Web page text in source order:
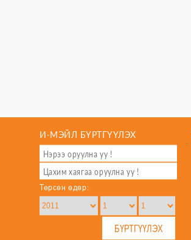
И-МЭЙЛ БҮРТГҮҮЛЭХ
Төрсөн өдөр: